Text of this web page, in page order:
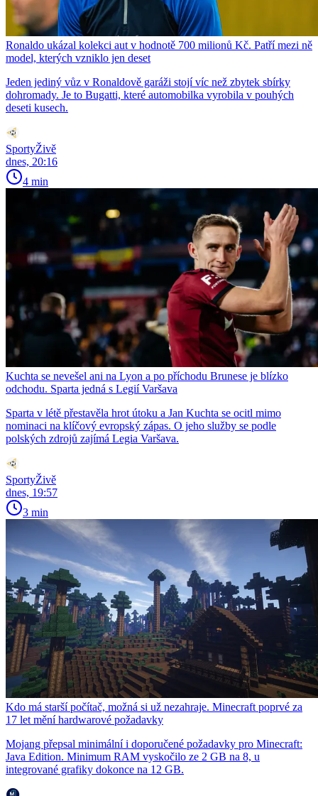
Ronaldo ukázal kolekci aut v hodnotě 700 milionů Kč. Patří mezi ně
model, kterých vzniklo jen deset
Jeden jediný vůz v Ronaldově garáži stojí víc než zbytek sbírky
dohromady. Je to Bugatti, které automobilka vyrobila v pouhých
deseti kusech.
SportyŽivě
dnes, 20:16
4 min
Kuchta se nevešel ani na Lyon a po příchodu Brunese je blízko
odchodu. Sparta jedná s Legií Varšava
Sparta v létě přestavěla hrot útoku a Jan Kuchta se ocitl mimo
nominaci na klíčový evropský zápas. O jeho služby se podle
polských zdrojů zajímá Legia Varšava.
SportyŽivě
dnes, 19:57
3 min
Kdo má starší počítač, možná si už nezahraje. Minecraft poprvé za
17 let mění hardwarové požadavky
Mojang přepsal minimální i doporučené požadavky pro Minecraft:
Java Edition. Minimum RAM vyskočilo ze 2 GB na 8, u
integrované grafiky dokonce na 12 GB.